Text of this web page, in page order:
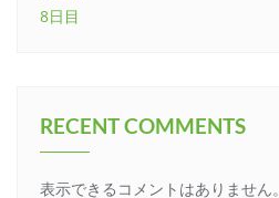
8日目
RECENT COMMENTS
表示できるコメントはありません。